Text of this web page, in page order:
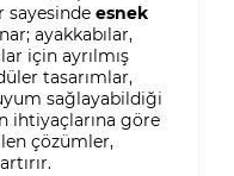
sayesinde esnek
ayakkabılar,
için ayrılmış
tasarımlar,
sağlayabildiği
ihtiyaçlarına göre
çözümler,